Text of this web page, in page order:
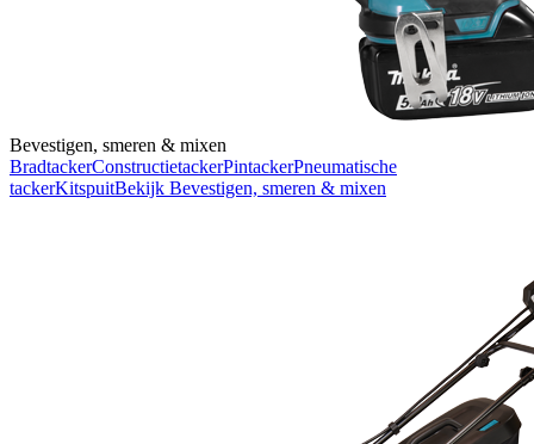
Bevestigen, smeren & mixen
BradtackerConstructietackerPintackerPneumatische
tackerKitspuitBekijk Bevestigen, smeren & mixen